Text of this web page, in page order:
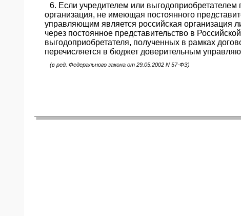
6. Если учредителем или выгодоприобретателем
организация, не имеющая постоянного
управляющим является российская организация
через постоянное представительство в
выгодоприобретателя, полученных в рамках
перечисляется в бюджет доверительным
(в ред. Федерального закона от 29.05.2002 N 57-ФЗ)